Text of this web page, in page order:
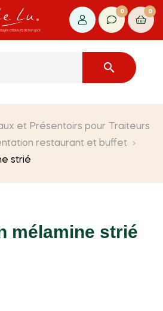
0 0

et Présentoirs pour Traiteurs
restaurant et buffet
strié
mélamine strié